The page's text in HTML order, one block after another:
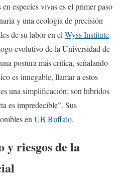
especies vivas es el primer paso
y una ecología de precisión
de su labor en elWyss Institute.
evolutivo de la Universidad de
postura más crítica, señalando
es innegable, llamar a estos
una simplificación; son híbridos
es impredecible”. Sus
enUB Buffalo.
y riesgos de la